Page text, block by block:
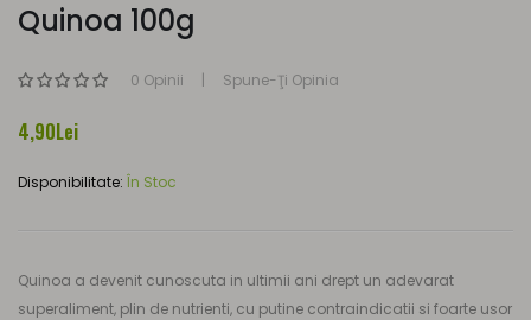
Quinoa 100g
0 Opinii Spune-Ţi Opinia
4,90Lei
Disponibilitate: În Stoc
Quinoa a devenit cunoscuta in ultimii ani drept un adevarat
superaliment, plin de nutrienti, cu putine contraindicatii si foarte usor